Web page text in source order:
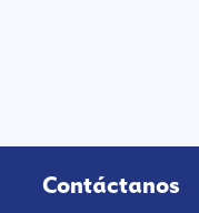
Contáctanos